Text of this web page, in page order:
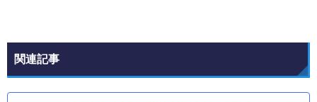
関連記事